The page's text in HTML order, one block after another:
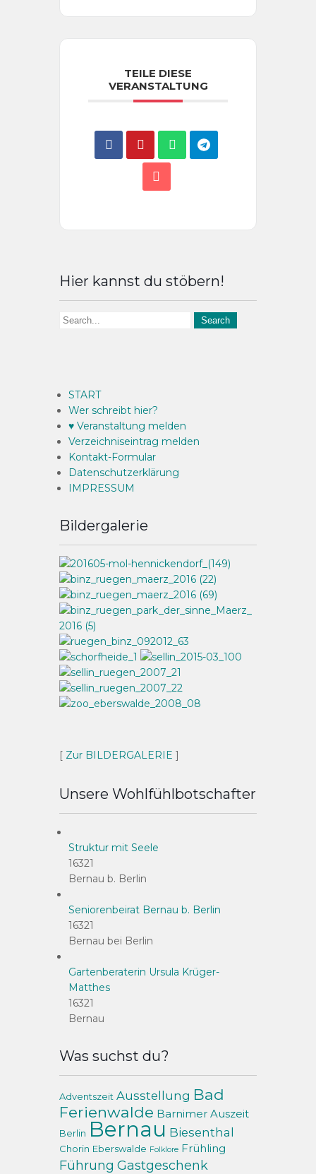
TEILE DIESE
VERANSTALTUNG
Hier kannst du stöbern!
START
Wer schreibt hier?
♥ Veranstaltung melden
Verzeichniseintrag melden
Kontakt-Formular
Datenschutzerklärung
IMPRESSUM
Bildergalerie
[ Zur BILDERGALERIE ]
Unsere Wohlfühlbotschafter
Struktur mit Seele
16321
Bernau b. Berlin
Seniorenbeirat Bernau b. Berlin
16321
Bernau bei Berlin
Gartenberaterin Ursula Krüger-
Matthes
16321
Bernau
Was suchst du?
Adventszeit Ausstellung Bad
Ferienwalde Barnimer Auszeit
Berlin Bernau Biesenthal
Chorin Eberswalde Folklore Frühling
Führung Gastgeschenk